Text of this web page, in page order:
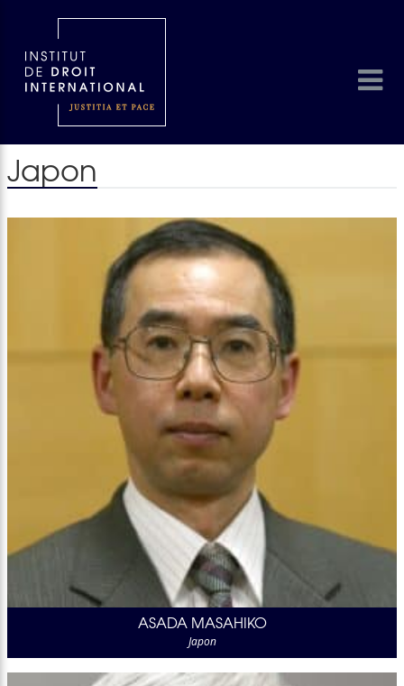
Japon
ASADA MASAHIKO
Japon